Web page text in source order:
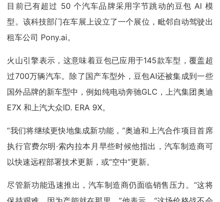
目前已有超过 50 个汽车品牌采用字节跳动的豆包 AI 模
型。该科技部门在车展上设立了一个展位，毗邻自动驾驶出
租车公司 Pony.ai。
火山引擎表示，这意味着豆包已应用于145款车型，覆盖超
过700万辆汽车。除了国产车型外，豆包AI还被集成到一些
国外品牌的新车型中，例如纯电动奔驰GLC，上汽集团奥迪
E7X 和上汽大众ID. ERA 9X。
“我们将继续更快地集成新功能，”奥迪和上汽合作项目首席
执行官费尔明·索内拉本月早些时候他指出，汽车制造商可
以快速远程部署技术更新，或“空中”更新。
尽管新功能迅速推出，汽车制造商仍面临销售压力。“这将